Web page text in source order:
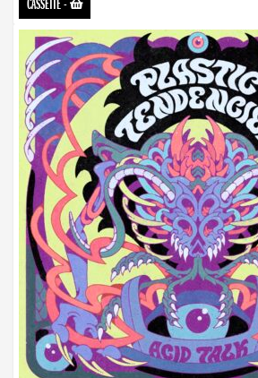
CASSETTE-